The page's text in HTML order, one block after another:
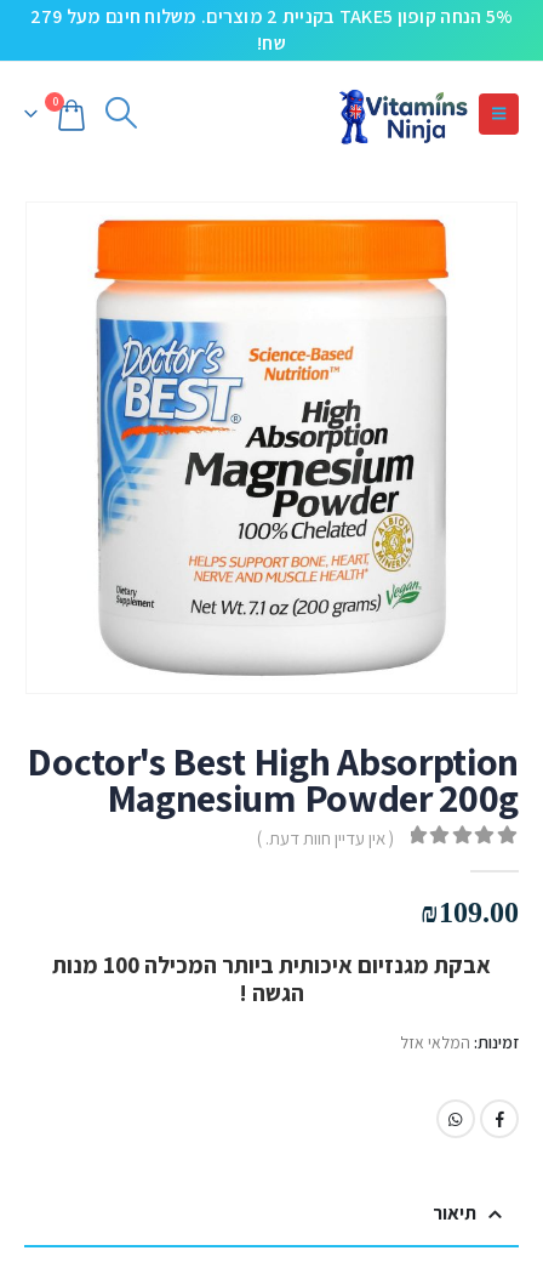
5% הנחה קופון TAKE5 בקניית 2 מוצרים. משלוח חינם מעל 279
שח!
0
Doctor's Best High Absorption
Magnesium Powder 200g
( אין עדיין חוות דעת. )
₪109.00
אבקת מגנזיום איכותית ביותר המכילה 100 מנות
הגשה !
זמינות: המלאי אזל
תיאור